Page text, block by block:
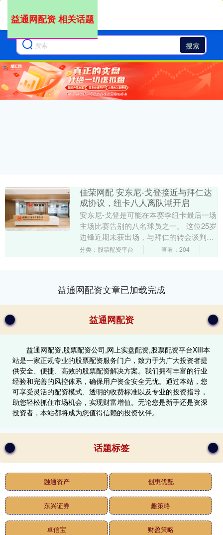
搜索
益通网配资 相关话题
佳荣网配 安东尼-戈登接近与拜仁达
成协议，纽卡八人离队潮开启
安东尼-戈登是可能在本赛季纽卡最后一场
主场比赛告别的八名球员之一。 这位25岁
边锋近期未获出场，与拜仁的转会谈判仍
在继续，纽卡坚持要价7500万英镑，比拜
分类：股票配资平台 查看：204
益通网配资文章已加载完成
益通网配资
益通网配资,股票配资公司,网上实盘配资,股票配资平台XIII‌本
站是一家正规专业的股票配资服务门户，致力于为广大投资者提
供安全、便捷、高效的股票配资解决方案。我们拥有丰富的行业
经验和完善的风控体系，确保用户资金安全无忧。通过本站，您
可享受灵活的配资模式、透明的收费标准以及专业的投资指导，
助您轻松抓住市场机会，实现财富增值。无论您是新手还是资深
投资者，本站都将成为您值得信赖的投资伙伴。
话题标签
融通资产 创惠优配
东兴证券 趣策略
卓信宝 财盈策略